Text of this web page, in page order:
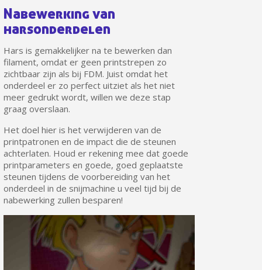
Schrijf je in voor de nieuwsbrief: €5 korting
Levering binnen 48-72 uur in Nederland
Betaling in 4x gratis vanaf een aankoopwaarde van 30€.
Je online offerte in minder dan 1 minuut
Deel je creaties en ontvang shopping vouchers
Verzamel loyaliteitspunten bij elke bestelling
Retourneer producten binnen 14 dagen
5€ korting op de eerste bestelling
10€ shopping voucher voor elke verwijzing
Schrijf je in voor de nieuwsbrief: €5 korting
Nabewerking van
harsonderdelen
Hars is gemakkelijker na te bewerken dan
filament, omdat er geen printstrepen zo
zichtbaar zijn als bij FDM. Juist omdat het
onderdeel er zo perfect uitziet als het niet
meer gedrukt wordt, willen we deze stap
graag overslaan.
Het doel hier is het verwijderen van de
printpatronen en de impact die de steunen
achterlaten. Houd er rekening mee dat goede
printparameters en goede, goed geplaatste
steunen tijdens de voorbereiding van het
onderdeel in de snijmachine u veel tijd bij de
nabewerking zullen besparen!